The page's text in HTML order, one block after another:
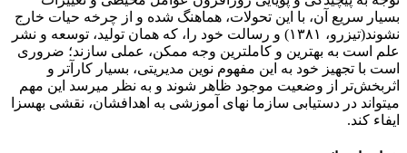
بسیار سریع آن، با این تحولات، هماهنگ شده و از چرخه حیات خارج
نشوند(تیزرو، ۱۳۸۱) و رسالت خود را، که همان تولید، توسعه و نشر
علم است به بهترین و کاملترین وجه ممکن، عملی سازند؛ ضروری
است با تجهیز خود به این مفهوم نوین مدیریتی، بسیار کارآتر و
اثربخش‌تر از وضعیت موجود ظاهر شوند و به نظر می­رسد این مهم
می­تواند در دستیابی سازما ن­های آموزشی به اهدافشان، نقشی به­سزا
ایفاء کند.